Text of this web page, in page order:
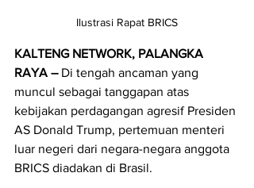
Ilustrasi Rapat BRICS
KALTENG NETWORK, PALANGKA
RAYA – Di tengah ancaman yang
muncul sebagai tanggapan atas
kebijakan perdagangan agresif Presiden
AS Donald Trump, pertemuan menteri
luar negeri dari negara-negara anggota
BRICS diadakan di Brasil.